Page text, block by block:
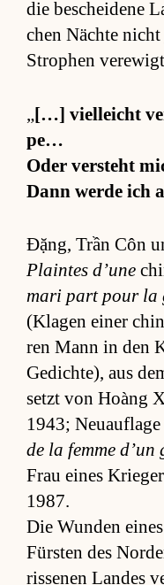
die be­schei­dene
chen Nächte
Stro­phen
„[…] viel­leicht
pe…
Oder ver­steht
Dann werde ich
Đặng, Trần Côn
Plain­tes d’une
mari part pour la
(Kla­gen ei­ner
ren Mann in den
Ge­dich­te), aus
setzt von Hoàng
1943;
de la femme
Frau ei­nes
1987.
Die Wun­den
Fürs­ten des
ris­se­nen Lan­des